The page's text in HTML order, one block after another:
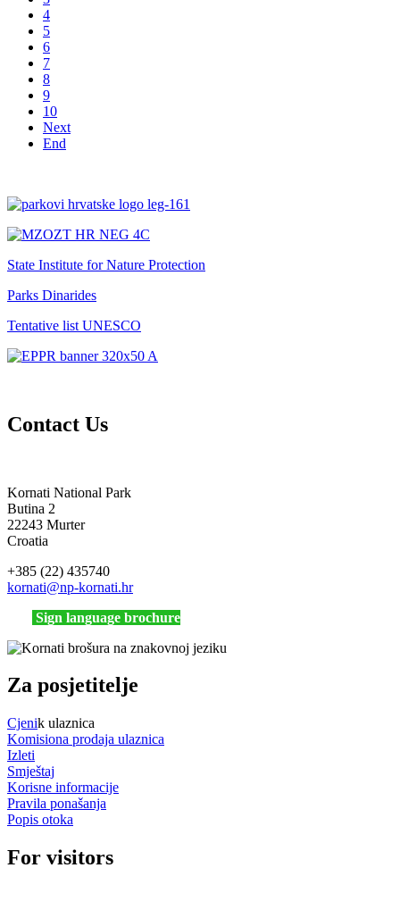
4
5
6
7
8
9
10
Next
End
State Institute for Nature Protection
Parks Dinarides
Tentative list UNESCO
Contact Us
Kornati National Park
Butina 2
22243 Murter
Croatia
+385 (22) 435740
kornati@np-kornati.hr
Sign language brochure
Za posjetitelje
Cjenik ulaznica
Komisiona prodaja ulaznica
Izleti
Smještaj
Korisne informacije
Pravila ponašanja
Popis otoka
For visitors